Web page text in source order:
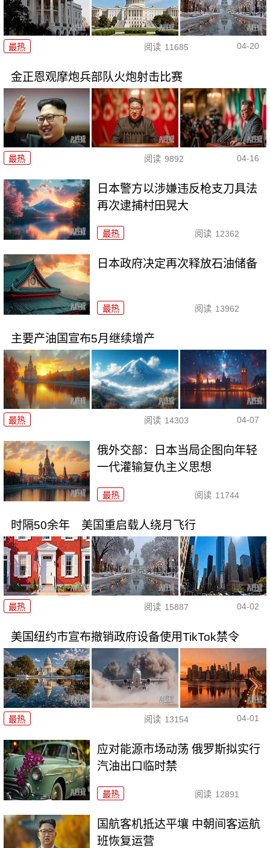
最热 阅读 11685 04-20
金正恩观摩炮兵部队火炮射击比赛
最热 阅读 9892 04-16
日本警方以涉嫌违反枪支刀具法
再次逮捕村田晃大
最热 阅读 12362
日本政府决定再次释放石油储备
最热 阅读 13962
主要产油国宣布5月继续增产
最热 阅读 14303 04-07
俄外交部：日本当局企图向年轻
一代灌输复仇主义思想
最热 阅读 11744
时隔50余年 美国重启载人绕月飞行
最热 阅读 15887 04-02
美国纽约市宣布撤销政府设备使用TikTok禁令
最热 阅读 13154 04-01
应对能源市场动荡 俄罗斯拟实行
汽油出口临时禁
最热 阅读 12891
国航客机抵达平壤 中朝间客运航
班恢复运营